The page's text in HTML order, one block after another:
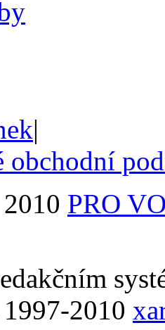
|
obchodní
PRO
2010